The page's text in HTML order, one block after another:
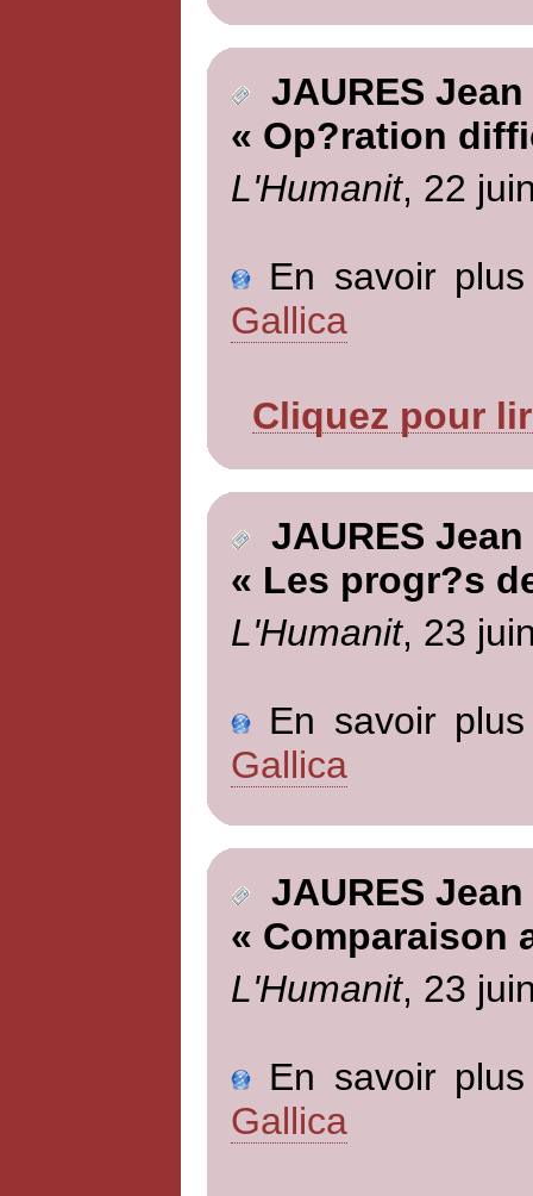
JAURES Jean
« Op?ration
L'Humanit, 22
En savoir
Gallica
Cliquez pour
JAURES Jean
« Les progr?s
L'Humanit, 23
En savoir
Gallica
JAURES Jean
« Comparaison
L'Humanit, 23
En savoir
Gallica